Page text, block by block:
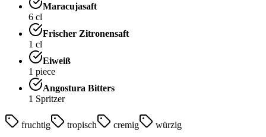
Maracujasaft
6 cl
Frischer Zitronensaft
1 cl
Eiweiß
1 piece
Angostura Bitters
1 Spritzer
fruchtig tropisch cremig würzig